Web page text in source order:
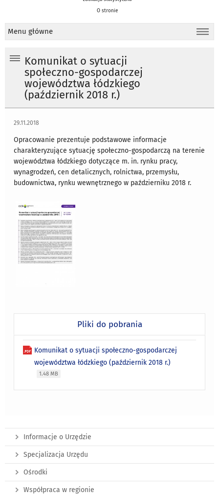
O stronie
Menu główne
Komunikat o sytuacji
społeczno-gospodarczej
województwa łódzkiego
(październik 2018 r.)
29.11.2018
Opracowanie prezentuje podstawowe informacje
charakteryzujące sytuację społeczno-gospodarczą na terenie
województwa łódzkiego dotyczące m. in. rynku pracy,
wynagrodzeń, cen detalicznych, rolnictwa, przemysłu,
budownictwa, rynku wewnętrznego w październiku 2018 r.
Pliki do pobrania
Komunikat o sytuacji społeczno-gospodarczej
województwa łódzkiego (październik 2018 r.)
1.48 MB
Informacje o Urzędzie
Specjalizacja Urzędu
Ośrodki
Współpraca w regionie